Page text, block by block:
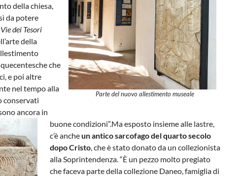
Parte del nuovo allestimento museale
della chiesa,
da potere
dei Tesori
della
che
e poi altre
nel tempo alla
conservati
ancora in
buone condizioni”.Ma esposto insieme alle lastre,
c’è ancheun antico sarcofago del quarto secolo
dopo Cristo , che è stato donato da un collezionista
alla Soprintendenza. “È un pezzo molto pregiato
che faceva parte della collezione Daneo, famiglia di